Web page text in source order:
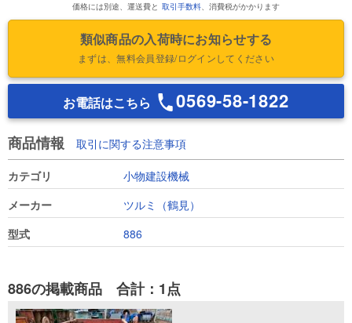
価格には別途、運送費と 取引手数料、消費税がかかります
類似商品の入荷時にお知らせする
まずは、無料会員登録/ログインしてください
お電話はこちら 0569-58-1822
商品情報 取引に関する注意事項
カテゴリ
小物建設機械
メーカー
ツルミ（鶴見）
型式
886
886の掲載商品 合計：1点